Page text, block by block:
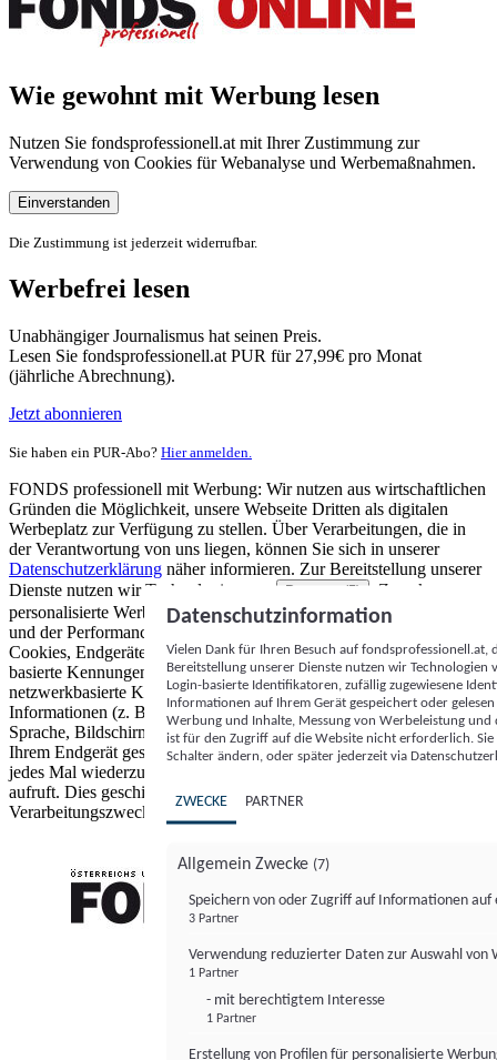
Wie gewohnt mit Werbung lesen
Nutzen Sie fondsprofessionell.at mit Ihrer Zustimmung zur
Verwendung von Cookies für Webanalyse und Werbemaßnahmen.
Einverstanden
Die Zustimmung ist jederzeit widerrufbar.
Werbefrei lesen
Unabhängiger Journalismus hat seinen Preis.
Lesen Sie fondsprofessionell.at PUR für 27,99€ pro Monat
(jährliche Abrechnung).
Jetzt abonnieren
Sie haben ein PUR-Abo? Hier anmelden.
FONDS professionell mit Werbung: Wir nutzen aus wirtschaftlichen
Gründen die Möglichkeit, unsere Webseite Dritten als digitalen
Werbeplatz zur Verfügung zu stellen. Über Verarbeitungen, die in
der Verantwortung von uns liegen, können Sie sich in unserer
Datenschutzerklärung näher informieren. Zur Bereitstellung unserer
Dienste nutzen wir Technologien von
Partnern (5)
. Zwecke:
personalisierte Werbung und Inhalte, Messung von Werbeleistung
und der Performance von Inhalten sowie Zielgruppenforschung.
Cookies, Endgeräte- oder ähnliche Online-Kennungen (z. B. login-
basierte Kennungen, zufällig generierte Kennungen,
netzwerkbasierte Kennungen) können zusammen mit anderen
Informationen (z. B. Browsertyp und Browserinformationen,
Sprache, Bildschirmgröße, unterstützte Technologien usw.) auf
Ihrem Endgerät gespeichert oder von dort ausgelesen werden, um es
jedes Mal wiederzuerkennen, wenn es eine App oder einer Webseite
aufruft. Dies geschieht für einen oder mehrere der hier aufgeführten
Verarbeitungszwecke.
Datenschutzinformation
Vielen Dank für Ihren Besuch auf
Bereitstellung unserer Dienste nutzen wir Technologien
Login-basierte Identifikatoren, zufällig zugewiesene
Informationen auf Ihrem Gerät gespeichert oder
Werbung und Inhalte, Messung von Werbeleistung
ist für den Zugriff auf die Website nicht erforderlich.
Schalter ändern, oder später jederzeit via
ZWECKE PARTNER
Allgemein Zwecke (7)
Speichern von oder Zugriff auf Informationen auf
3 Partner
Verwendung reduzierter Daten zur Auswahl von
1 Partner
- mit berechtigtem Interesse
1 Partner
Erstellung von Profilen für personalisierte
FONDS professionell